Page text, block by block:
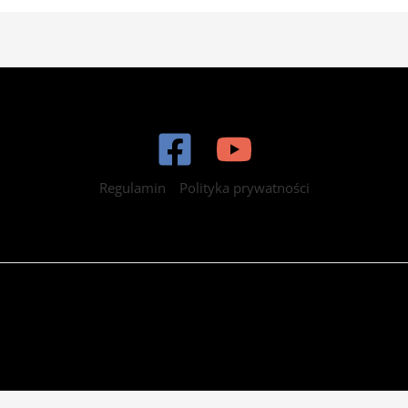
Regulamin Polityka prywatności